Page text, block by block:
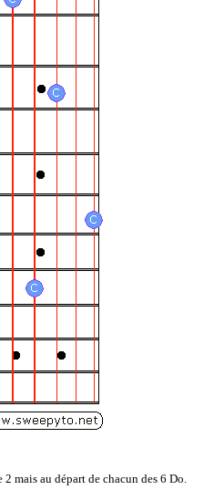
mais au départ de chacun des 6 Do.